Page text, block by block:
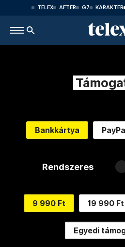
TELEX AFTER G7 KARAKTER
Bankkártya
Rendszeres
9 990 Ft 19 990 Ft
Egyedi